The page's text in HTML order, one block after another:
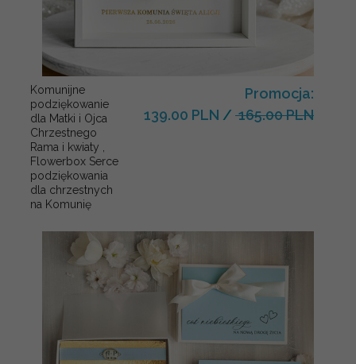
Komunijne
podziękowanie
dla Matki i Ojca
Chrzestnego
Rama i kwiaty ,
Flowerbox Serce
podziękowania
dla chrzestnych
na Komunię
Promocja:
139.00 PLN / 165.00 PLN